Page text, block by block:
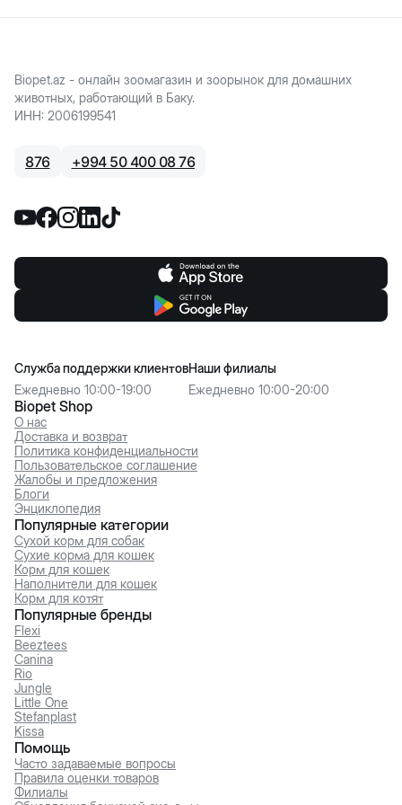
Biopet.az - онлайн зоомагазин и зоорынок для домашних
животных, работающий в Баку.
ИНН: 2006199541
876 +994 50 400 08 76
Biopet Shop
О нас
Доставка и возврат
Политика конфиденциальности
Пользовательское соглашение
Жалобы и предложения
Блоги
Энциклопедия
Служба поддержки клиентов
Ежедневно 10:00-19:00
Наши филиалы
Ежедневно 10:00-20:00
Популярные категории
Сухой корм для собак
Сухие корма для кошек
Корм для кошек
Наполнители для кошек
Корм для котят
Популярные бренды
Flexi
Beeztees
Canina
Rio
Jungle
Little One
Stefanplast
Kissa
Помощь
Часто задаваемые вопросы
Правила оценки товаров
Филиалы